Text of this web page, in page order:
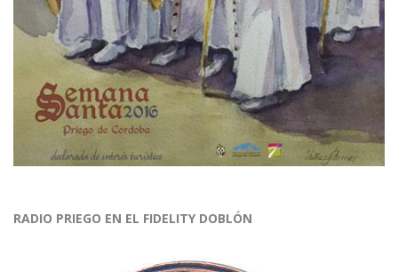
RADIO PRIEGO EN EL FIDELITY DOBLÓN